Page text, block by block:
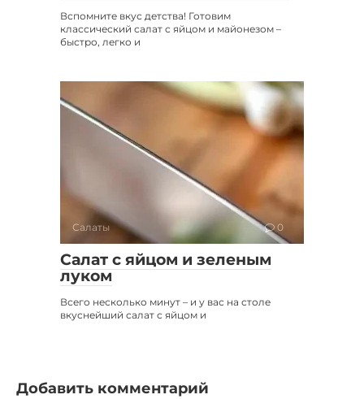
Вспомните вкус детства! Готовим
классический салат с яйцом и майонезом –
быстро, легко и
Салаты 0
Салат с яйцом и зеленым
луком
Всего несколько минут – и у вас на столе
вкуснейший салат с яйцом и
Добавить комментарий